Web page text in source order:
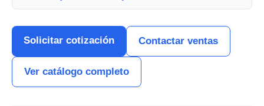
Solicitar cotización Contactar ventas
Ver catálogo completo